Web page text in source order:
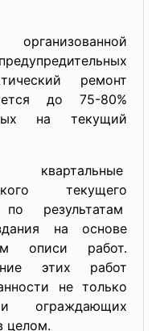
предупредительных
ремонт
до 75-80%
на текущий
текущего
результатам
на основе
описи работ.
этих работ
не только
ограждающих
целом.